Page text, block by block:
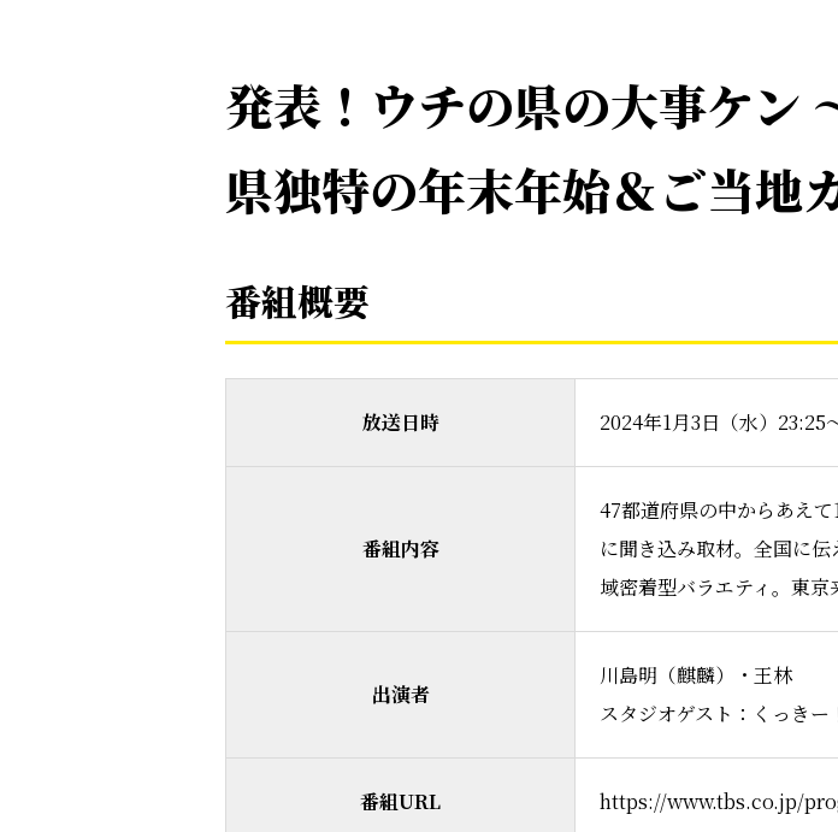
発表！ウチの県の大事ケン
県独特の年末年始＆ご当地
番組概要
放送日時 2024年1月3日（水）
番組内容
47都道府県の中からあえ
に聞き込み取材。全国に
域密着型バラエティ。東
出演者
川島明（麒麟）・王林
スタジオゲスト：くっき
番組URL https://www.tbs.co.jp/